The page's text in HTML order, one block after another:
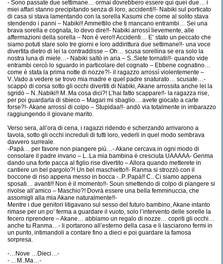
- Sono passate due settimane… ormai dovrebbero essere qui quei due… i
miei affari stanno precipitando senza di loro, accidenti!!- Nabiki sul porticato
di casa si stava lamentando con la sorella Kasumi che come al solito stava
stendendo i panni – Nabiki!! Ammettilo che ti mancano entrambi… Sei una
brava sorella e cognata, lo devo dire!!- Nabiki arrossì lievemente, alle
affermazioni della sorella – Non è vero!! Accidenti… E’ stato un peccato che
siamo potuti stare solo tre giorni e loro addirittura due settimane!!- una voce
divertita dietro di lei la contraddisse – Oh… scusa sorellina se era solo la
nostra luna di miele…- Nabiki saltò in aria – S..Siete tornatii!!- quando vide
entrambi cercò lo sguardo in particolare del cognato – Ebbene cognatino…
come è stata la prima notte di nozze?!- il ragazzo arrossì violentemente –
V..Vado a vedere se trovo mia madre e quel padre snaturato… scusate…-
scappò di corsa sotto gli occhi divertiti di Nabiki, Akane arrossita anche lei la
sgridò – N..Nabiki!! M..Ma cosa dici?! L’hai fatto scappare!!- la ragazza rise,
per poi guardarla di sbieco – Magari mi sbaglio… avete giocato a carte
forse?!- Akane arrossì di colpo – Stupidaa!!- andò via totalmente in imbarazzo
raggiungendo il giovane marito.
Verso sera, all’ora di cena, i ragazzi ridendo e scherzando arrivarono a
tavola, sotto gli occhi increduli di tutti loro, vederli in quel modo sembrava
davvero surreale.
-Papà… per favore non piangere più…- Akane cercava in ogni modo di
consolare il padre invano – L..La mia bambina è cresciuta UAAAAA- Genma
dando una forte pacca al figlio rise divertito – Allora quando metterete in
cantiere un bel pargolo?! Un bel maschietto!!- Ranma si strozzò con il
boccone di riso appena messo in bocca -..P..Papà!! C.. Ci siamo appena
sposati… avanti!! Non è il momento!!- Soun smettendo di colpo di piangere si
rivolse all’amico – Maschio?! Dovrà essere una bella femminuccia, che
assomigli alla mia Akane naturalmente!!-
Mentre i due genitori litigavano sul sesso del futuro bambino, Akane intanto
rimase per un po’ ferma a guardare il vuoto, solo l’intervento delle sorelle la
fecero riprendere – Akane… abbiamo un regalo di nozze… copriti gli occhi…
anche tu Ranma…- li portarono all’esterno della casa e li lasciarono fermi in
un punto, intimandoli a contare fino a dieci e poi guardare la famosa
sorpresa.
-…Nove …Dieci…-
- …M..Ma…-